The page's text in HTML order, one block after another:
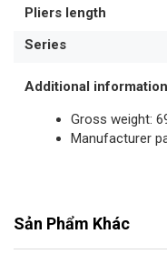
Pliers length
Series
Additional information
Gross weight:
Manufacturer
Sản Phẩm Khác